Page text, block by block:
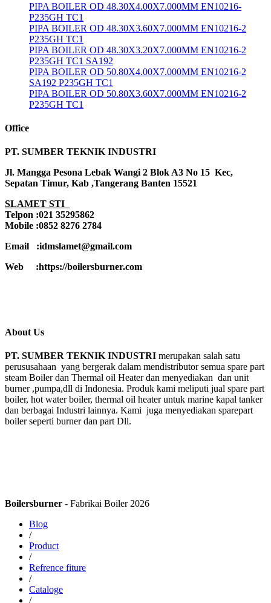
PIPA BOILER OD 48.30X4.00X7.000MM EN10216-
P235GH TC1
PIPA BOILER OD 48.30X3.60X7.000MM EN10216-2
P235GH TC1
PIPA BOILER OD 48.30X3.20X7.000MM EN10216-2
P235GH TC1 SA192
PIPA BOILER OD 50.80X4.00X7.000MM EN10216-2
SA192 P235GH TC1
PIPA BOILER OD 50.80X3.60X7.000MM EN10216-2
P235GH TC1
Office
PT. SUMBER TEKNIK INDUSTRI
Jl. Mangga Pesona Lebak Wangi 2 Blok A3 No 15 Kec,
Sepatan Timur, Kab ,Tangerang Banten 15521
SLAMET STI
Telpon :021 35295862
Mobile :0852 8276 2784
Email :idmslamet@gmail.com
Web :https://boilersburner.com
About Us
PT. SUMBER TEKNIK INDUSTRI merupakan salah satu
perususahaan yang bergerak dalam mendistributor semua spare part
steam Boiler dan Thermal oil Heater dan menyediakan dan unit
burner ,pumpa,dll di Indonesia. Produk kami meliputi jual spare part
boiler, hot water boiler, thermal oil heater untuk marine kapal tanker
dan berbagai Industri lainnya. Kami juga menyediakan sparepart
boiler seperti burner dan part Dll.
Boilersburner - Fabrikai Boiler 2026
Blog
/
Product
/
Refrence fiture
/
Cataloge
/